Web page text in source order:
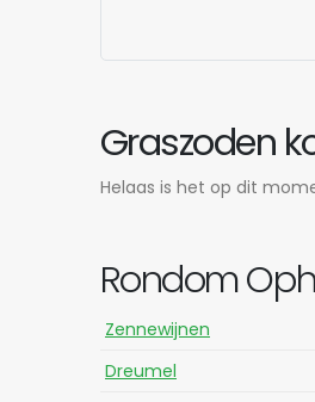
Graszoden
Helaas is het op dit
Rondom
Zennewijnen
Dreumel